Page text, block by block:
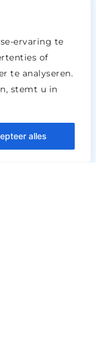
ervaring te
of
te analyseren.
stemt u in
alles
bent.
de juiste
herstel
live
gebruik